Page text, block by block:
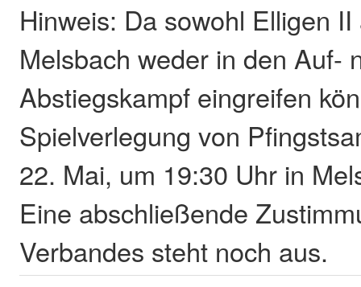
Hinweis: Da sowohl Elligen
Melsbach weder in den Auf-
Abstiegskampf eingreifen
Spielverlegung von
22. Mai, um 19:30 Uhr in
Eine abschließende
Verbandes steht noch aus.